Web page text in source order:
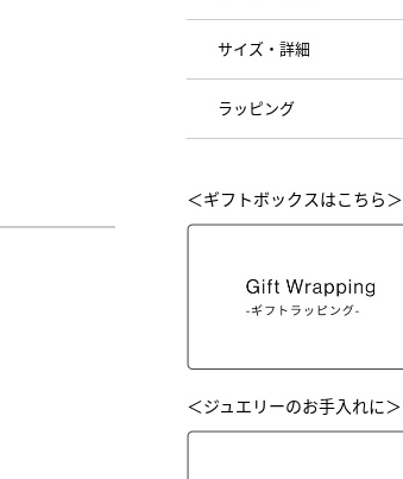
サイズ・詳細
ラッピング
＜ギフトボックスはこちら＞
＜ジュエリーのお手入れに＞